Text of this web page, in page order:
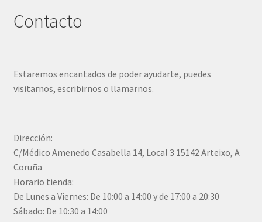
Contacto
Estaremos encantados de poder ayudarte, puedes
visitarnos, escribirnos o llamarnos.
Dirección:
C/Médico Amenedo Casabella 14, Local 3 15142 Arteixo, A
Coruña
Horario tienda:
De Lunes a Viernes: De 10:00 a 14:00 y de 17:00 a 20:30
Sábado: De 10:30 a 14:00